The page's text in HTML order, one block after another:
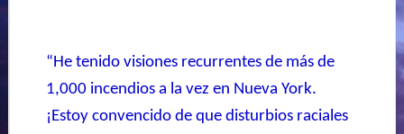
“He tenido visiones recurrentes de más de
1,000 incendios a la vez en Nueva York.
¡Estoy convencido de que disturbios raciales